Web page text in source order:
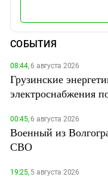
СОБЫТИЯ
08:44,6 августа 2026
Грузинские
электроснабжения
00:45,6 августа 2026
Военный из
СВО
19:25,5 августа 2026